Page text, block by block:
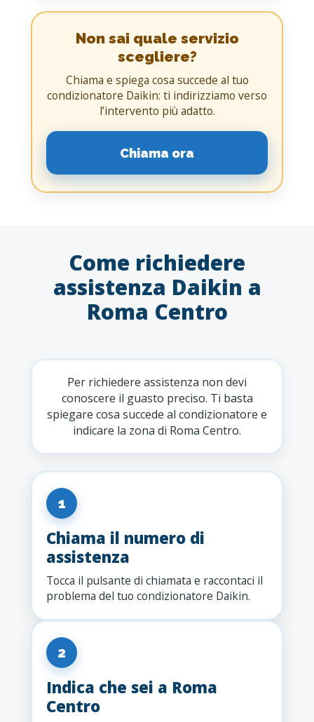
Non sai quale servizio
scegliere?
Chiama e spiega cosa succede al tuo
condizionatore Daikin: ti indirizziamo verso
l’intervento più adatto.
Chiama ora
Come richiedere
assistenza Daikin a
Roma Centro
Per richiedere assistenza non devi
conoscere il guasto preciso. Ti basta
spiegare cosa succede al condizionatore e
indicare la zona di Roma Centro.
1
Chiama il numero di
assistenza
Tocca il pulsante di chiamata e raccontaci il
problema del tuo condizionatore Daikin.
2
Indica che sei a Roma
Centro